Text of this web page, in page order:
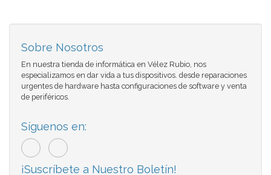
Sobre Nosotros
En nuestra tienda de informática en Vélez Rubio, nos
especializamos en dar vida a tus dispositivos. desde reparaciones
urgentes de hardware hasta configuraciones de software y venta
de periféricos.
Síguenos en:
¡Suscríbete a Nuestro Boletín!